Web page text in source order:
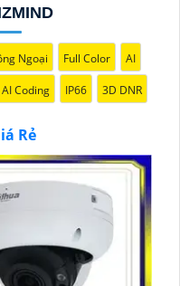
sẽ giúp bạn chọn
giá rẻ và chất
hoặc cần tư vấn
cấp cho công trình
Ngoại Full Color AI
AI Coding IP66 3D DNR
Rẻ